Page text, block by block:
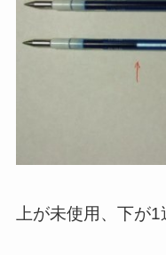
上が未使用、下が